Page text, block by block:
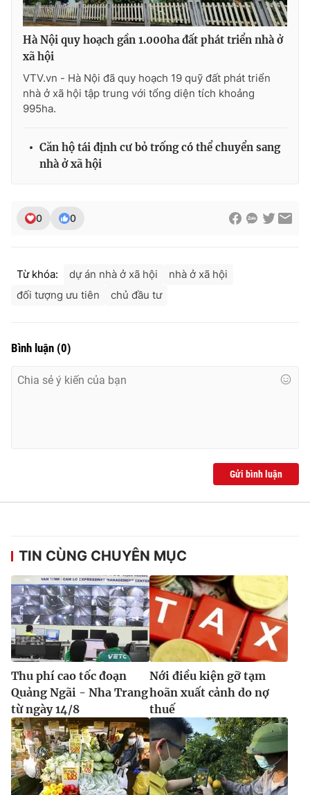
Hà Nội quy hoạch gần 1.000ha đất phát triển nhà ở
xã hội
VTV.vn - Hà Nội đã quy hoạch 19 quỹ đất phát triển
nhà ở xã hội tập trung với tổng diện tích khoảng
995ha.
Căn hộ tái định cư bỏ trống có thể chuyển sang
nhà ở xã hội
0 0
Từ khóa: dự án nhà ở xã hội
nhà ở xã hội
đối tượng ưu tiên
chủ đầu tư
Bình luận (0)
Gửi bình luận
TIN CÙNG CHUYÊN MỤC
Thu phí cao tốc đoạn
Quảng Ngãi - Nha Trang
từ ngày 14/8
Nới điều kiện gỡ tạm
hoãn xuất cảnh do nợ
thuế